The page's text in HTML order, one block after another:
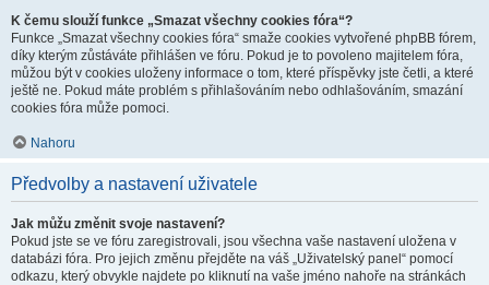
K čemu slouží funkce „Smazat všechny cookies fóra“?
Funkce „Smazat všechny cookies fóra“ smaže cookies vytvořené phpBB fórem,
díky kterým zůstáváte přihlášen ve fóru. Pokud je to povoleno majitelem fóra,
můžou být v cookies uloženy informace o tom, které příspěvky jste četli, a které
ještě ne. Pokud máte problém s přihlašováním nebo odhlašováním, smazání
cookies fóra může pomoci.
Nahoru
Předvolby a nastavení uživatele
Jak můžu změnit svoje nastavení?
Pokud jste se ve fóru zaregistrovali, jsou všechna vaše nastavení uložena v
databázi fóra. Pro jejich změnu přejděte na váš „Uživatelský panel“ pomocí
odkazu, který obvykle najdete po kliknutí na vaše jméno nahoře na stránkách